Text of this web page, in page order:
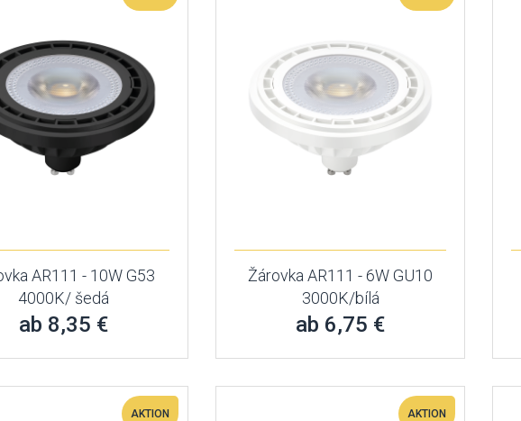
AR111 - 10W G53
4000K/ šedá
ab 8,35 €
Žárovka AR111 - 6W GU10
3000K/bílá
ab 6,75 €
AKTION AKTION